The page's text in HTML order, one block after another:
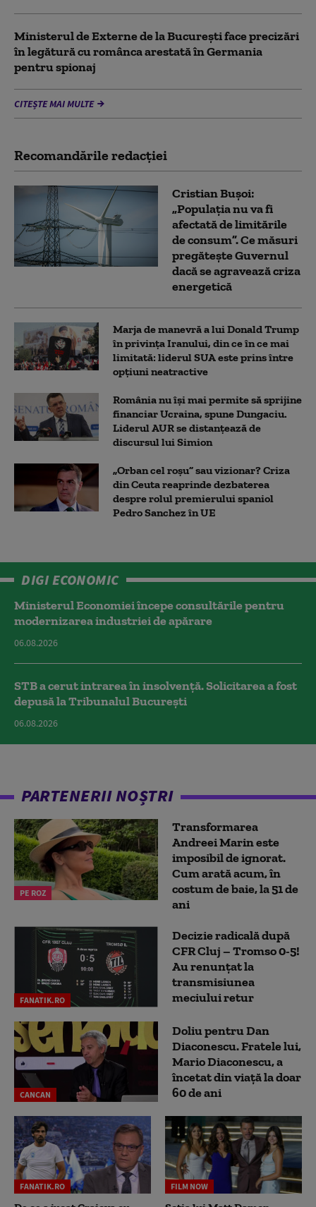
Ministerul de Externe de la București face precizări
în legătură cu românca arestată în Germania
pentru spionaj
CITEȘTE MAI MULTE
Recomandările redacţiei
Cristian Bușoi:
„Populația nu va fi
afectată de limitările
de consum”. Ce măsuri
pregătește Guvernul
dacă se agravează criza
energetică
Marja de manevră a lui Donald Trump
în privința Iranului, din ce în ce mai
limitată: liderul SUA este prins între
opțiuni neatractive
România nu își mai permite să sprijine
financiar Ucraina, spune Dungaciu.
Liderul AUR se distanțează de
discursul lui Simion
„Orban cel roșu” sau vizionar? Criza
din Ceuta reaprinde dezbaterea
despre rolul premierului spaniol
Pedro Sanchez în UE
DIGI ECONOMIC
Ministerul Economiei începe consultările pentru
modernizarea industriei de apărare
06.08.2026
STB a cerut intrarea în insolvență. Solicitarea a fost
depusă la Tribunalul București
06.08.2026
PARTENERII NOȘTRI
PE ROZ
Transformarea
Andreei Marin este
imposibil de ignorat.
Cum arată acum, în
costum de baie, la 51 de
ani
FANATIK.RO
Decizie radicală după
CFR Cluj – Tromso 0-5!
Au renunțat la
transmisiunea
meciului retur
CANCAN
Doliu pentru Dan
Diaconescu. Fratele lui,
Mario Diaconescu, a
încetat din viață la doar
60 de ani
FANATIK.RO FILM NOW